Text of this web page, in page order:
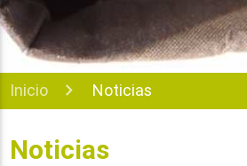
Inicio Noticias
Noticias